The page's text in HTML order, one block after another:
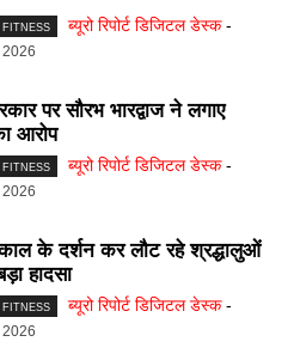
FITNESS ब्यूरो रिपोर्ट डिजिटल डेस्क -
पर सौरभ भारद्वाज ने लगाए
आरोप
FITNESS ब्यूरो रिपोर्ट डिजिटल डेस्क -
के दर्शन कर लौट रहे श्रद्धालुओं
हादसा
FITNESS ब्यूरो रिपोर्ट डिजिटल डेस्क -